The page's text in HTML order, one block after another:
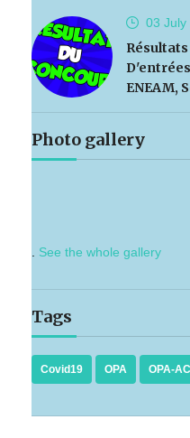
03 July
Résultats
D'entrées
ENEAM,
Photo gallery
. See the whole gallery
Tags
Covid19 OPA OPA-AC